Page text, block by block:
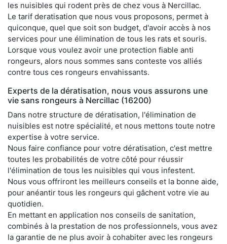
les nuisibles qui rodent près de chez vous à Nercillac.
Le tarif deratisation que nous vous proposons, permet à
quiconque, quel que soit son budget, d'avoir accès à nos
services pour une élimination de tous les rats et souris.
Lorsque vous voulez avoir une protection fiable anti
rongeurs, alors nous sommes sans conteste vos alliés
contre tous ces rongeurs envahissants.
Experts de la dératisation, nous vous assurons une
vie sans rongeurs à Nercillac (16200)
Dans notre structure de dératisation, l'élimination de
nuisibles est notre spécialité, et nous mettons toute notre
expertise à votre service.
Nous faire confiance pour votre dératisation, c'est mettre
toutes les probabilités de votre côté pour réussir
l'élimination de tous les nuisibles qui vous infestent.
Nous vous offriront les meilleurs conseils et la bonne aide,
pour anéantir tous les rongeurs qui gâchent votre vie au
quotidien.
En mettant en application nos conseils de sanitation,
combinés à la prestation de nos professionnels, vous avez
la garantie de ne plus avoir à cohabiter avec les rongeurs